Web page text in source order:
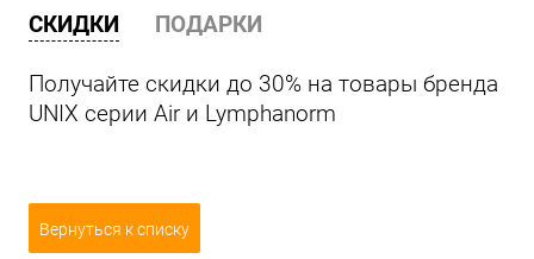
СКИДКИ ПОДАРКИ
Получайте скидки до 30% на товары бренда
UNIX серии Air и Lymphanorm
Вернуться к списку